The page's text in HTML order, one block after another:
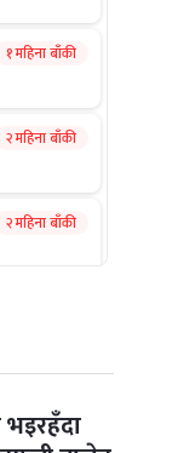
१ महिना बाँकी
२ महिना बाँकी
२ महिना बाँकी